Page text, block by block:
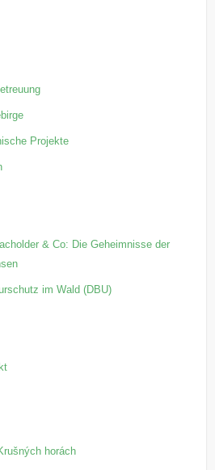
Projekte
& Co: Die Geheimnisse der
im Wald (DBU)
horách